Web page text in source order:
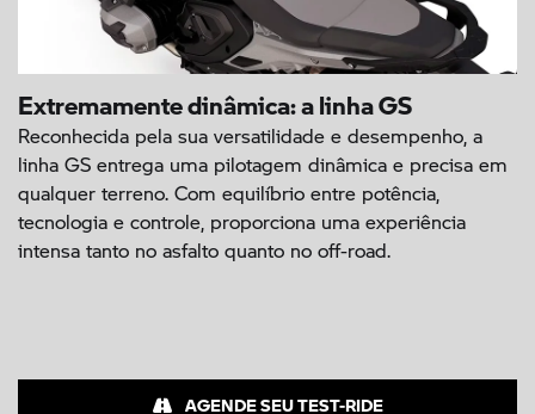
Extremamente dinâmica: a linha GS
Reconhecida pela sua versatilidade e desempenho, a
linha GS entrega uma pilotagem dinâmica e precisa em
qualquer terreno. Com equilíbrio entre potência,
tecnologia e controle, proporciona uma experiência
intensa tanto no asfalto quanto no off-road.
AGENDE SEU TEST-RIDE